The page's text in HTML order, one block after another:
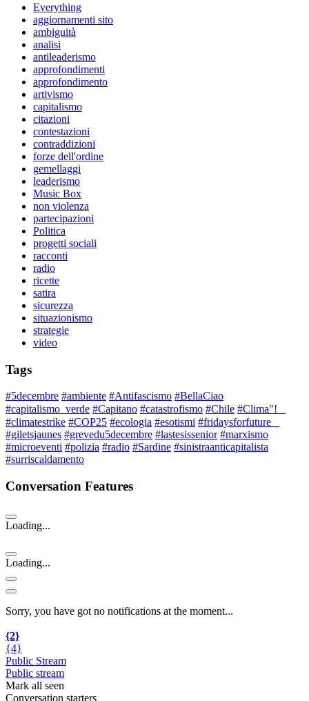
Everything
aggiornamenti sito
ambiguità
analisi
antileaderismo
approfondimenti
approfondimento
artivismo
capitalismo
citazioni
contestazioni
contraddizioni
forze dell'ordine
gemellaggi
leaderismo
Music Box
non violenza
partecipazioni
Politica
progetti sociali
racconti
radio
ricette
satira
sicurezza
situazionismo
strategie
video
Tags
#5decembre #ambiente #Antifascismo #BellaCiao
#capitalismo_verde #Capitano #catastrofismo #Chile #Clima"!⠀
#climatestrike #COP25 #ecologia #esotismi #fridaysforfuture⠀
#giletsjaunes #grevedu5decembre #lastesissenior #marxismo
#microeventi #polizia #radio #Sardine #sinistraanticapitalista
#surriscaldamento
Conversation Features
Loading...
Loading...
Sorry, you have got no notifications at the moment...
{2}
{4}
Public Stream
Public stream
Mark all seen
Conversation starters